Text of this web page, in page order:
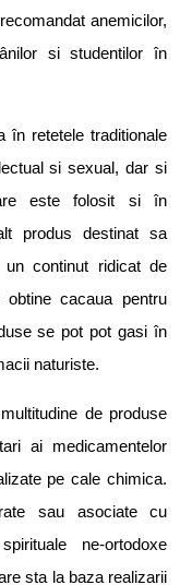
anemicilor,
si studentilor în
în retetele traditionale
si sexual, dar si
este folosit si în
produs destinat sa
continut ridicat de
cacaua pentru
se pot pot gasi în
naturiste.
de produse
ai medicamentelor
pe cale chimica.
sau asociate cu
ne-ortodoxe
sta la baza realizarii